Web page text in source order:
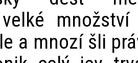
a mnozí šli